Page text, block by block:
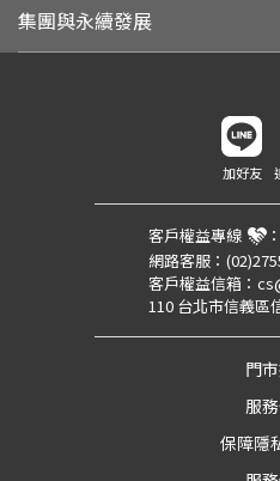
集團與永續發展
加好友
客戶權益專線 ：
網路客服：
客戶權益信箱：
110 台北市信義區
門
服
保障隱